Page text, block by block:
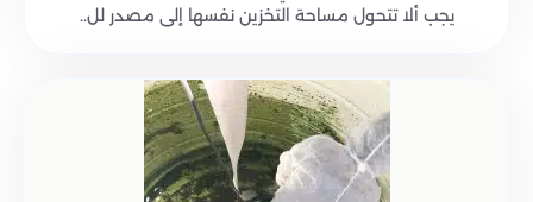
يجب ألا تتحول مساحة التخزين نفسها إلى مصدر لل..